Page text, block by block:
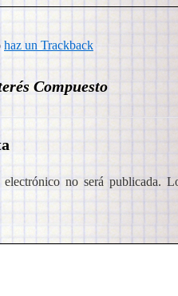
haz un Trackback
Compuesto
no será publicada.